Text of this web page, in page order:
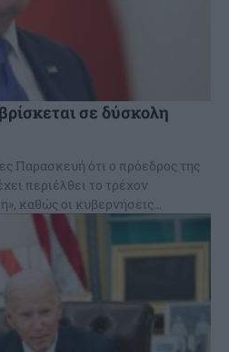
σε δύσκολη
Παρασκευή ότι ο πρόεδρος της
περιέλθει το τρέχον
καθώς οι κυβερνήσεις...